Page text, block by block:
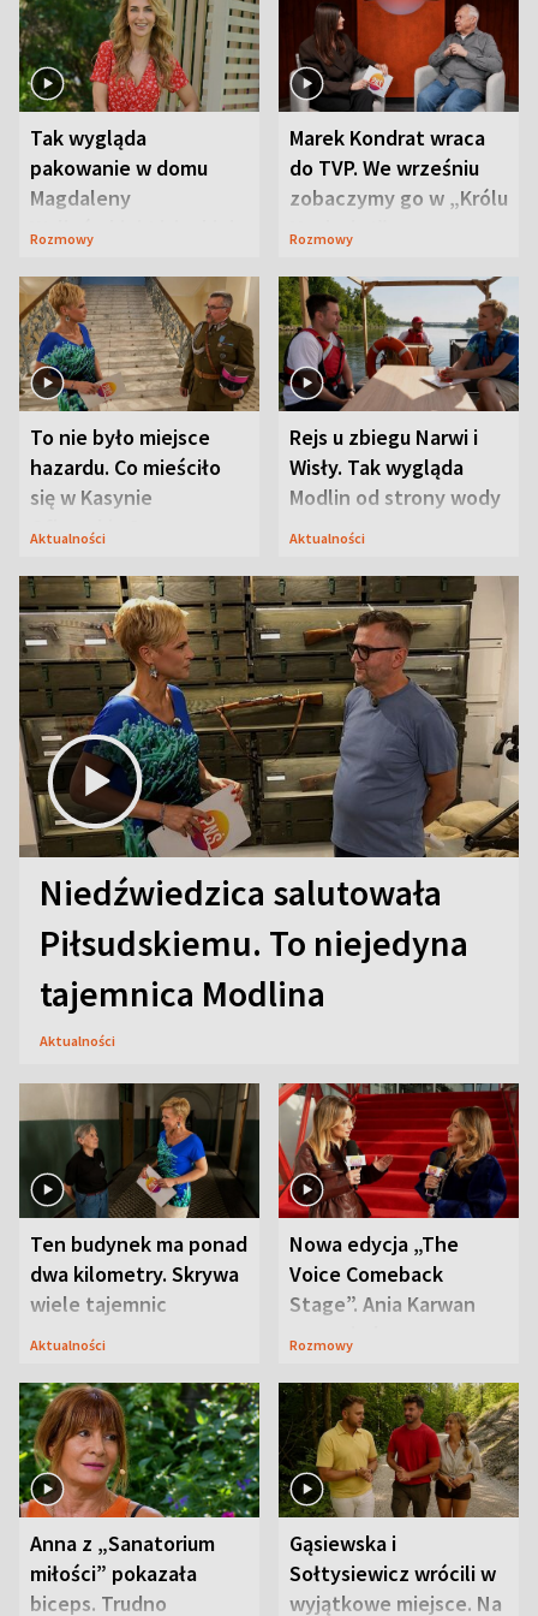
Tak wygląda
pakowanie w domu
Magdaleny
Waligórskiej-Lisieckiej.
Rozmowy
Marek Kondrat wraca
do TVP. We wrześniu
zobaczymy go w „Królu
Maciusiu I”
Rozmowy
To nie było miejsce
hazardu. Co mieściło
się w Kasynie
Oficerskim?
Aktualności
Rejs u zbiegu Narwi i
Wisły. Tak wygląda
Modlin od strony wody
Aktualności
Niedźwiedzica salutowała
Piłsudskiemu. To niejedyna
tajemnica Modlina
Aktualności
Ten budynek ma ponad
dwa kilometry. Skrywa
wiele tajemnic
Aktualności
Nowa edycja „The
Voice Comeback
Stage”. Ania Karwan
zapowiada
Rozmowy
Anna z „Sanatorium
miłości” pokazała
biceps. Trudno
Gąsiewska i
Sołtysiewicz wrócili w
wyjątkowe miejsce. Na